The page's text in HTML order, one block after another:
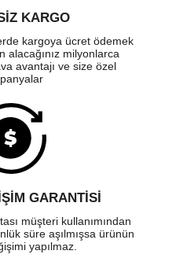
KARGO
kargoya ücret ödemek
alacağınız milyonlarca
avantajı ve size özel
GARANTİSİ
müşteri kullanımından
süre aşılmışsa ürünün
yapılmaz.